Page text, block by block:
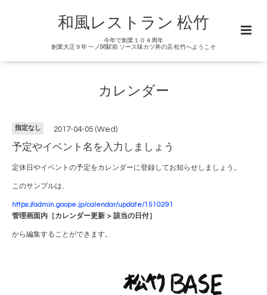
和風レストラン 松竹
今年で創業１０４周年
創業大正９年 一ノ関駅前 ソース味カツ丼の店 松竹へようこそ
カレンダー
指定なし 2017-04-05 (Wed)
予定やイベント名を入力しましょう
定休日やイベントの予定をカレンダーに登録してお知らせしましょう。
このサンプルは、
https://admin.goope.jp/calendar/update/1510291
管理画面内［カレンダー更新 > 該当の日付］
から編集することができます。